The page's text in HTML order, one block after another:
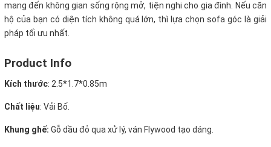
mang đến không gian sống rộng mở, tiện nghi cho gia đình. Nếu căn
hộ của bạn có diện tích không quá lớn, thì lựa chọn sofa góc là giải
pháp tối ưu nhất.
Product Info
Kích thước: 2.5*1.7*0.85m
Chất liệu: Vải Bố.
Khung ghế: Gỗ dầu đỏ qua xử lý, ván Flywood tạo dáng.